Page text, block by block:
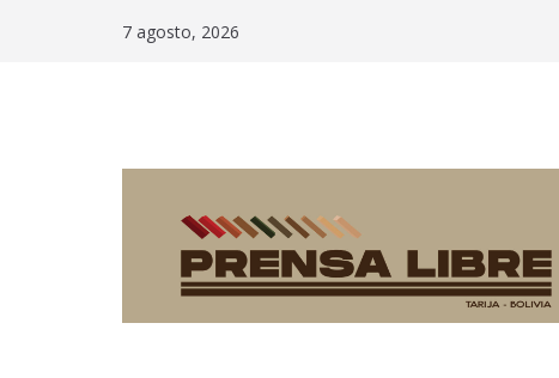
7 agosto, 2026